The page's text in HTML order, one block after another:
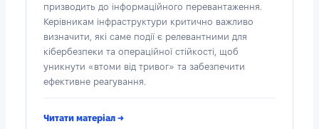
призводить до інформаційного перевантаження.
Керівникам інфраструктури критично важливо
визначити, які саме події є релевантними для
кібербезпеки та операційної стійкості, щоб
уникнути «втоми від тривог» та забезпечити
ефективне реагування.
Читати матеріал →